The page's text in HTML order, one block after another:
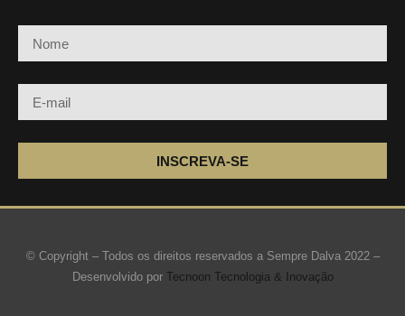
INSCREVA-SE
© Copyright – Todos os direitos reservados a Sempre Dalva 2022 –
Desenvolvido por Tecnoon Tecnologia & Inovação